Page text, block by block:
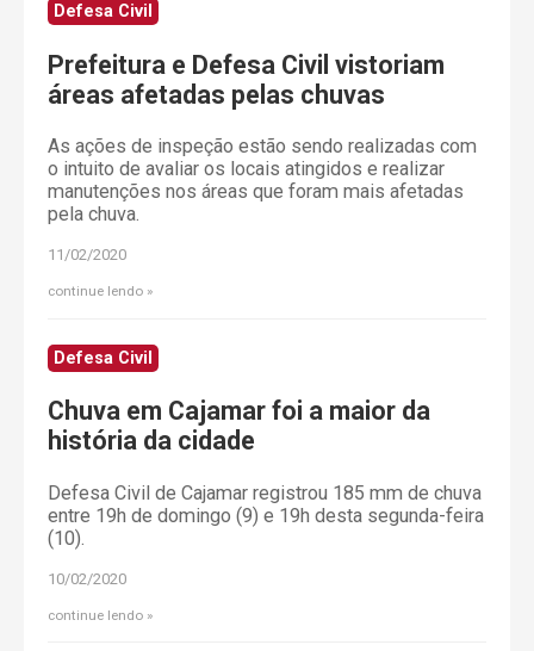
Defesa Civil
Prefeitura e Defesa Civil vistoriam
áreas afetadas pelas chuvas
As ações de inspeção estão sendo realizadas com
o intuito de avaliar os locais atingidos e realizar
manutenções nos áreas que foram mais afetadas
pela chuva.
11/02/2020
continue lendo
Defesa Civil
Chuva em Cajamar foi a maior da
história da cidade
Defesa Civil de Cajamar registrou 185 mm de chuva
entre 19h de domingo (9) e 19h desta segunda-feira
(10).
10/02/2020
continue lendo